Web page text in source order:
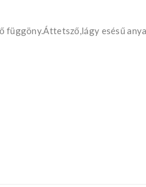
esésű